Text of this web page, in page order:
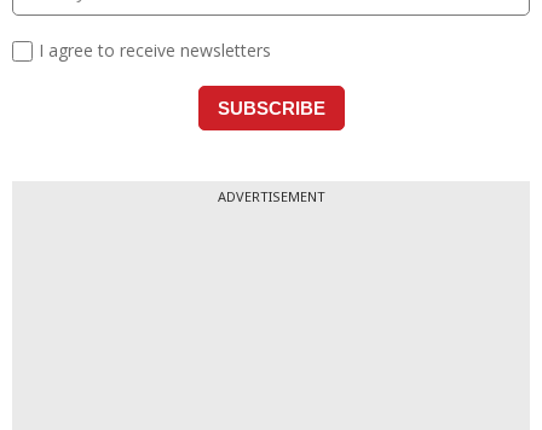
ADVERTISEMENT